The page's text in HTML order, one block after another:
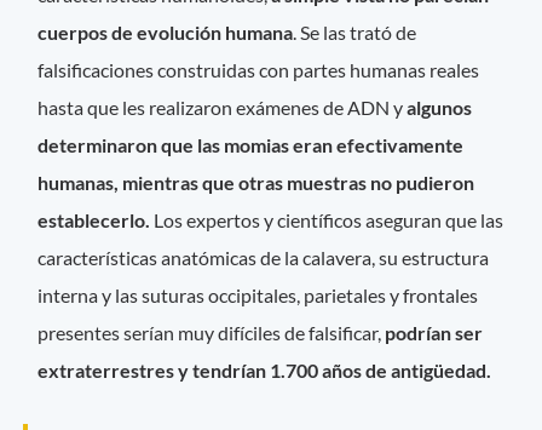
cuerpos de evolución humana . Se las trató de
falsificaciones construidas con partes humanas reales
hasta que les realizaron exámenes de ADN yalgunos
determinaron que las momias eran efectivamente
humanas, mientras que otras muestras no pudieron
establecerlo. Los expertos y científicos aseguran que las
características anatómicas de la calavera, su estructura
interna y las suturas occipitales, parietales y frontales
presentes serían muy difíciles de falsificar, podrían ser
extraterrestres y tendrían 1.700 años de antigüedad.